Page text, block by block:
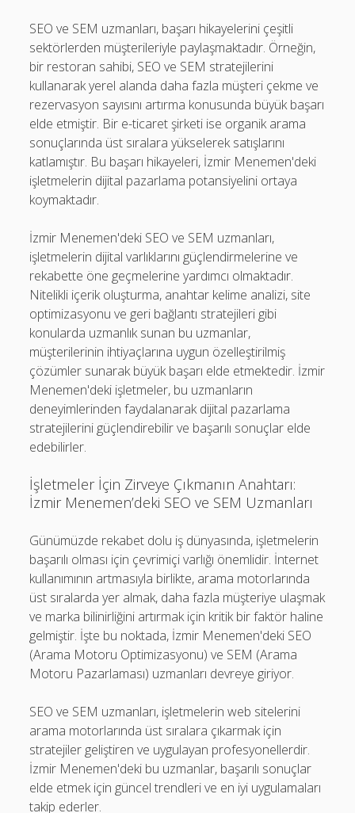
SEO ve SEM uzmanları, başarı hikayelerini çeşitli
sektörlerden müşterileriyle paylaşmaktadır. Örneğin,
bir restoran sahibi, SEO ve SEM stratejilerini
kullanarak yerel alanda daha fazla müşteri çekme ve
rezervasyon sayısını artırma konusunda büyük başarı
elde etmiştir. Bir e-ticaret şirketi ise organik arama
sonuçlarında üst sıralara yükselerek satışlarını
katlamıştır. Bu başarı hikayeleri, İzmir Menemen'deki
işletmelerin dijital pazarlama potansiyelini ortaya
koymaktadır.
İzmir Menemen'deki SEO ve SEM uzmanları,
işletmelerin dijital varlıklarını güçlendirmelerine ve
rekabette öne geçmelerine yardımcı olmaktadır.
Nitelikli içerik oluşturma, anahtar kelime analizi, site
optimizasyonu ve geri bağlantı stratejileri gibi
konularda uzmanlık sunan bu uzmanlar,
müşterilerinin ihtiyaçlarına uygun özelleştirilmiş
çözümler sunarak büyük başarı elde etmektedir. İzmir
Menemen'deki işletmeler, bu uzmanların
deneyimlerinden faydalanarak dijital pazarlama
stratejilerini güçlendirebilir ve başarılı sonuçlar elde
edebilirler.
İşletmeler İçin Zirveye Çıkmanın Anahtarı:
İzmir Menemen’deki SEO ve SEM Uzmanları
Günümüzde rekabet dolu iş dünyasında, işletmelerin
başarılı olması için çevrimiçi varlığı önemlidir. İnternet
kullanımının artmasıyla birlikte, arama motorlarında
üst sıralarda yer almak, daha fazla müşteriye ulaşmak
ve marka bilinirliğini artırmak için kritik bir faktör haline
gelmiştir. İşte bu noktada, İzmir Menemen'deki SEO
(Arama Motoru Optimizasyonu) ve SEM (Arama
Motoru Pazarlaması) uzmanları devreye giriyor.
SEO ve SEM uzmanları, işletmelerin web sitelerini
arama motorlarında üst sıralara çıkarmak için
stratejiler geliştiren ve uygulayan profesyonellerdir.
İzmir Menemen'deki bu uzmanlar, başarılı sonuçlar
elde etmek için güncel trendleri ve en iyi uygulamaları
takip ederler.